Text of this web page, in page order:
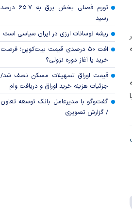
تورم فصلی بخش برق به ۶۵.۷ درصد
رسید
ریشه نوسانات ارزی در ایران سیاسی است
افت ۵۰ درصدی قیمت بیت‌کوین؛ فرصت
خرید یا آغاز دوره نزولی؟
قیمت اوراق تسهیلات مسکن نصف شد/
جزئیات هزینه خرید اوراق و دریافت وام
گفت‌وگو با مدیرعامل بانک توسعه تعاون
/ گزارش تصویری